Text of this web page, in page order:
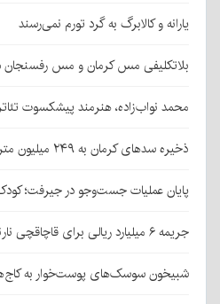
یارانه و کالابرگ به گرد تورم نمی‌رسند
بلاتکلیفی مس کرمان و مس
محمد نواب‌زاده، هنرمند پیشکسوت
ذخیره سدهای کرمان به ۲۴۹ میلیون مترمکعب رسید
پایان عملیات جست‌وجو در جیرفت؛ کودک ۴ ساله دلفاردی پیدا
جریمه ۶ میلیارد ریالی برای قاچاقچی نارنگی پاکستانی در بافت
شبیخون سوسک‌های پوست‌خوار به